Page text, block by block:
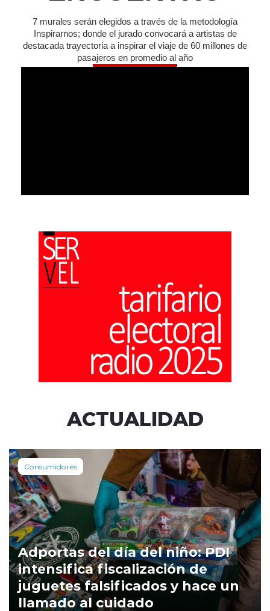
7 murales serán elegidos a través de la metodología
Inspirarnos; donde el jurado convocará a artistas de
destacada trayectoria a inspirar el viaje de 60 millones de
pasajeros en promedio al año
ACTUALIDAD
Consumidores
Adportas del día del niño: PDI
intensifica fiscalización de
juguetes falsificados y hace un
llamado al cuidado